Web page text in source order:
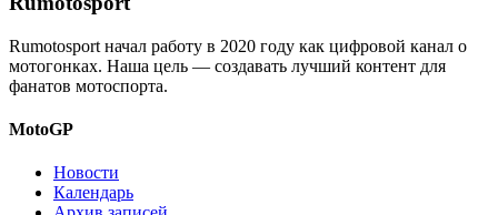
Rumotosport начал работу в 2020 году как цифровой канал о
мотогонках. Наша цель — создавать лучший контент для
фанатов мотоспорта.
MotoGP
Новости
Календарь